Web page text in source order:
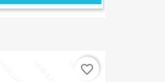
favorite_border